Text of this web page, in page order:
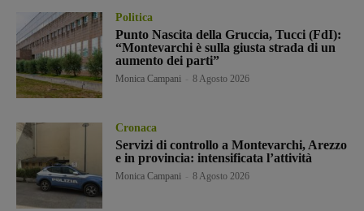
Politica
Punto Nascita della Gruccia, Tucci (FdI):
“Montevarchi è sulla giusta strada di un
aumento dei parti”
Monica Campani 8 Agosto 2026
Cronaca
Servizi di controllo a Montevarchi, Arezzo
e in provincia: intensificata l’attività
Monica Campani 8 Agosto 2026